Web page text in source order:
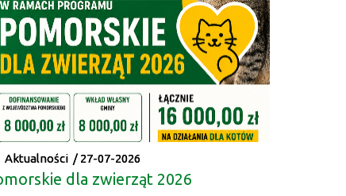
Aktualności /03.08.2026
Szukamy właściciela
Aktualności / 27-07-2026
dla zwierząt 2026